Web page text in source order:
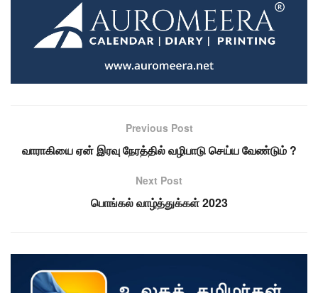
Previous Post
வாராகியை ஏன் இரவு நேரத்தில் வழிபாடு செய்ய வேண்டும் ?
Next Post
பொங்கல் வாழ்த்துக்கள் 2023